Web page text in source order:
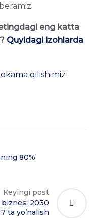
eng katta
Quyidagi izohlarda
qilishimiz
80%
Keyingi post
2030
ta yo’nalish